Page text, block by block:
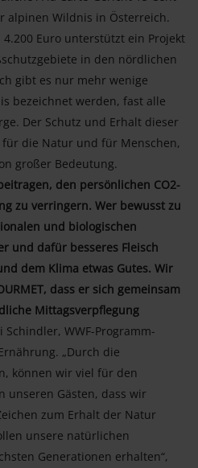
alpinen Wildnis in Österreich.
Euro unterstützt ein Projekt
in den nördlichen
gibt es nur mehr wenige
bezeichnet werden, fast alle
Der Schutz und Erhalt dieser
die Natur und für Menschen,
großer Bedeutung.
den persönlichen CO2-
zu verringern. Wer bewusst zu
und biologischen
und dafür besseres Fleisch
dem Klima etwas Gutes. Wir
dass er sich gemeinsam
Mittagsverpflegung
Schindler, WWF-Programm-
„Durch die
können wir viel für den
unseren Gästen, dass wir
zum Erhalt der Natur
unsere natürlichen
Generationen erhalten“,